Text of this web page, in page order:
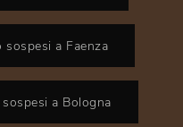
a Faenza
a Bologna